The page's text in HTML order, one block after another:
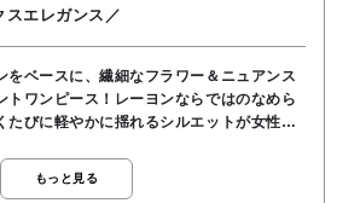
スエレガンス／
をベースに、繊細なフラワー＆ニュアンス
トワンピース！レーヨンならではのなめら
たびに軽やかに揺れるシルエットが女性ら
レアスリーブが二の腕まわりもやさしくカ
りながら、どこかリラックス感も漂う、大
もっと見る